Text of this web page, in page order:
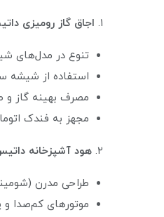
۱. اجاق گاز رومیزی
تنوع در مدل‌های
استفاده از شیشه
مصرف بهینه گاز و
مجهز به فندک
۲. هود آشپزخانه
طراحی مدرن
موتورهای کم‌صدا و